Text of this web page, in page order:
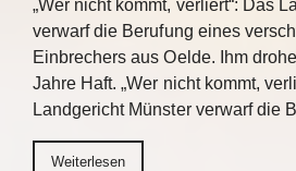
„Wer nicht kommt, verliert“: Das
verwarf die Berufung eines
Einbrechers aus Oelde. Ihm
Jahre Haft. „Wer nicht kommt,
Landgericht Münster verwarf die
Weiterlesen